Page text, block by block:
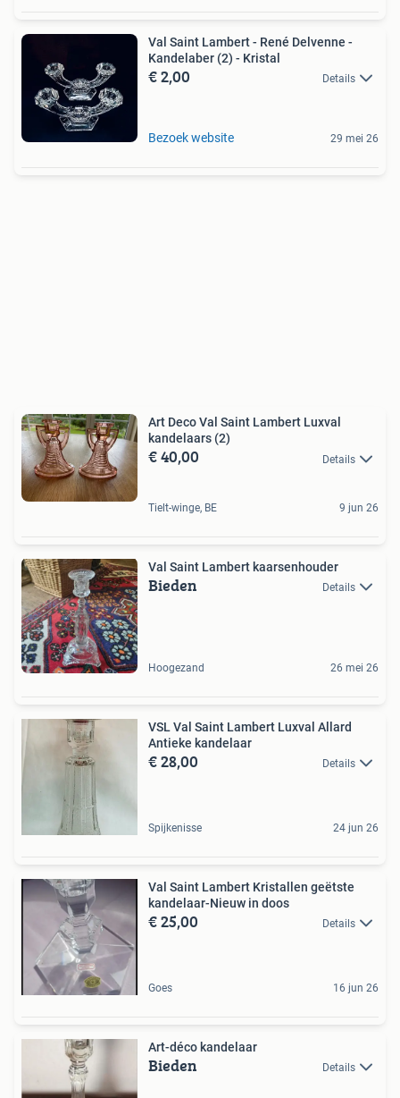
Val Saint Lambert - René Delvenne -
Kandelaber (2) - Kristal
€ 2,00 Details
Bezoek website 29 mei 26
Art Deco Val Saint Lambert Luxval
kandelaars (2)
€ 40,00 Details
Tielt-winge, BE 9 jun 26
Val Saint Lambert kaarsenhouder
Bieden Details
Hoogezand 26 mei 26
VSL Val Saint Lambert Luxval Allard
Antieke kandelaar
€ 28,00 Details
Spijkenisse 24 jun 26
Val Saint Lambert Kristallen geëtste
kandelaar-Nieuw in doos
€ 25,00 Details
Goes 16 jun 26
Art-déco kandelaar
Bieden Details